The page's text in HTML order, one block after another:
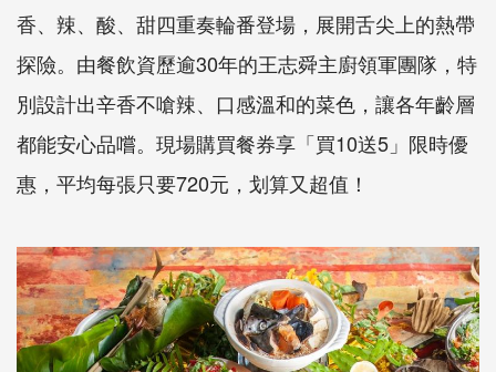
香、辣、酸、甜四重奏輪番登場，展開舌尖上的熱帶
探險。由餐飲資歷逾30年的王志舜主廚領軍團隊，特
別設計出辛香不嗆辣、口感溫和的菜色，讓各年齡層
都能安心品嚐。現場購買餐券享「買10送5」限時優
惠，平均每張只要720元，划算又超值！